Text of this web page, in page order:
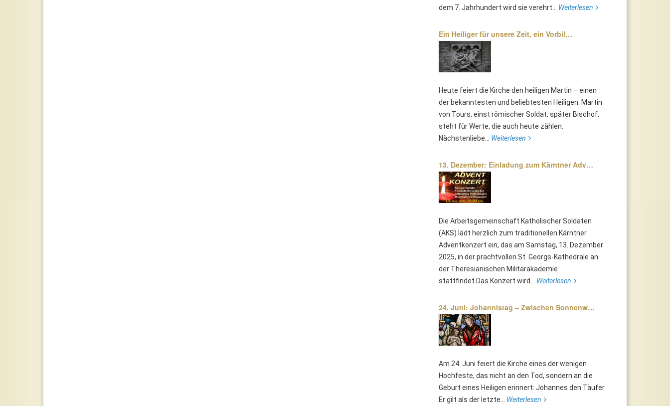
dem 7. Jahrhundert wird sie verehrt... Weiterlesen
Ein Heiliger für unsere Zeit, ein Vorbil…
Heute feiert die Kirche den heiligen Martin – einen
der bekanntesten und beliebtesten Heiligen. Martin
von Tours, einst römischer Soldat, später Bischof,
steht für Werte, die auch heute zählen:
Nächstenliebe... Weiterlesen
13. Dezember: Einladung zum Kärntner Adv…
Die Arbeitsgemeinschaft Katholischer Soldaten
(AKS) lädt herzlich zum traditionellen Kärntner
Adventkonzert ein, das am Samstag, 13. Dezember
2025, in der prachtvollen St. Georgs-Kathedrale an
der Theresianischen Militärakademie
stattfindet.Das Konzert wird... Weiterlesen
24. Juni: Johannistag – Zwischen Sonnenw…
Am 24. Juni feiert die Kirche eines der wenigen
Hochfeste, das nicht an den Tod, sondern an die
Geburt eines Heiligen erinnert: Johannes den Täufer.
Er gilt als der letzte... Weiterlesen